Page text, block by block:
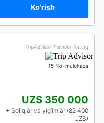
Ko’rish
TripAdvisor Traveler Rating
15 fikr-mulohaza
UZS 350 000
+ Soliqlar va yig‘imlar (82 400
UZS)